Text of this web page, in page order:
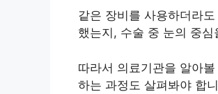
같은 장비를 사용하더라
했는지, 수술 중 눈의 중
따라서 의료기관을 알아
하는 과정도 살펴봐야 합